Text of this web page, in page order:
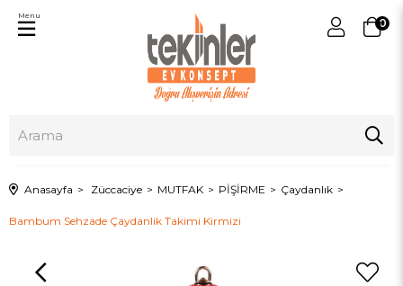
0
Menu
Anasayfa Züccaciye MUTFAK PİŞİRME Çaydanlık
Bambum Sehzade Çaydanlik Takimi Kirmizi